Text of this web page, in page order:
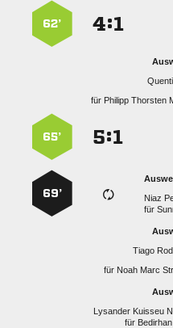
:
62’
für  
:
65’

für
69’

für  
 
für